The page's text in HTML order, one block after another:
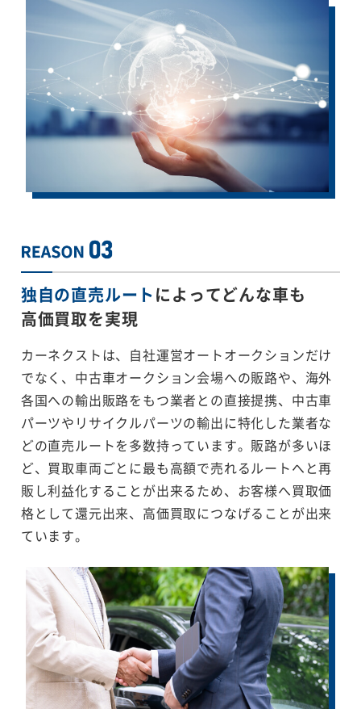
独自の直売ルートによってどんな車も
高価買取を実現
カーネクストは、自社運営オートオークションだけ
でなく、中古車オークション会場への販路や、海外
各国への輸出販路をもつ業者との直接提携、中古車
パーツやリサイクルパーツの輸出に特化した業者な
どの直売ルートを多数持っています。販路が多いほ
ど、買取車両ごとに最も高額で売れるルートへと再
販し利益化することが出来るため、お客様へ買取価
格として還元出来、高価買取につなげることが出来
ています。